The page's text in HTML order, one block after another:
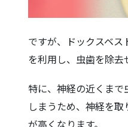
ですが、ドックスベス
を利用し、虫歯を除去
特に、神経の近くま
しまうため、神経を
が高くなります。